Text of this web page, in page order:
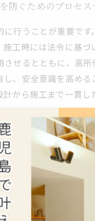
防ぐためのプロセス
行うことが重要で
工時には法令に基
せるとともに、高
、安全意識を高め
から施工まで一貫
例を紹介～
行と関係者の生命
られており、これ
防止に効果的です